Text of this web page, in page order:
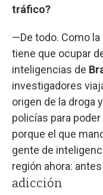
tráfico?
—De todo. Como la
tiene que ocupar
inteligencias de
investigadores
origen de la droga
policías para
porque el que
gente de
región ahora:
adicción